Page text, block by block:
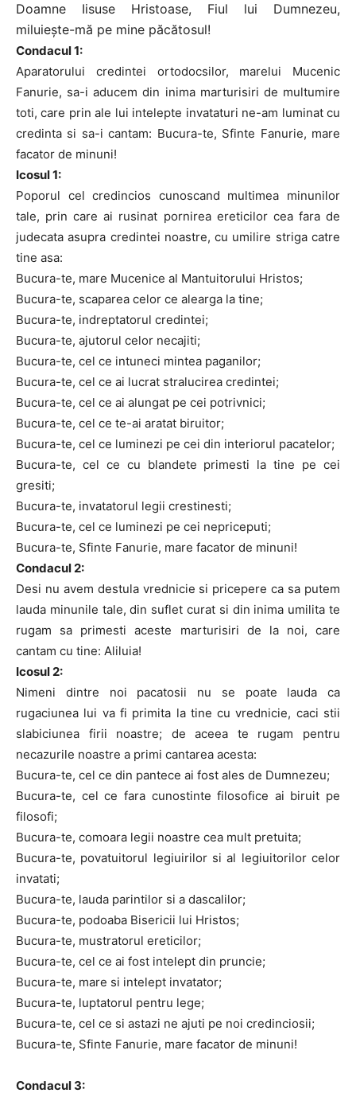
Doamne Iisuse Hristoase, Fiul lui Dumnezeu,
miluieşte-mă pe mine păcătosul!
Condacul 1:
Aparatorului credintei ortodocsilor, marelui Mucenic
Fanurie, sa-i aducem din inima marturisiri de multumire
toti, care prin ale lui intelepte invataturi ne-am luminat cu
credinta si sa-i cantam: Bucura-te, Sfinte Fanurie, mare
facator de minuni!
Icosul 1:
Poporul cel credincios cunoscand multimea minunilor
tale, prin care ai rusinat pornirea ereticilor cea fara de
judecata asupra credintei noastre, cu umilire striga catre
tine asa:
Bucura-te, mare Mucenice al Mantuitorului Hristos;
Bucura-te, scaparea celor ce alearga la tine;
Bucura-te, indreptatorul credintei;
Bucura-te, ajutorul celor necajiti;
Bucura-te, cel ce intuneci mintea paganilor;
Bucura-te, cel ce ai lucrat stralucirea credintei;
Bucura-te, cel ce ai alungat pe cei potrivnici;
Bucura-te, cel ce te-ai aratat biruitor;
Bucura-te, cel ce luminezi pe cei din interiorul pacatelor;
Bucura-te, cel ce cu blandete primesti la tine pe cei
gresiti;
Bucura-te, invatatorul legii crestinesti;
Bucura-te, cel ce luminezi pe cei nepriceputi;
Bucura-te, Sfinte Fanurie, mare facator de minuni!
Condacul 2:
Desi nu avem destula vrednicie si pricepere ca sa putem
lauda minunile tale, din suflet curat si din inima umilita te
rugam sa primesti aceste marturisiri de la noi, care
cantam cu tine: Aliluia!
Icosul 2:
Nimeni dintre noi pacatosii nu se poate lauda ca
rugaciunea lui va fi primita la tine cu vrednicie, caci stii
slabiciunea firii noastre; de aceea te rugam pentru
necazurile noastre a primi cantarea acesta:
Bucura-te, cel ce din pantece ai fost ales de Dumnezeu;
Bucura-te, cel ce fara cunostinte filosofice ai biruit pe
filosofi;
Bucura-te, comoara legii noastre cea mult pretuita;
Bucura-te, povatuitorul legiuirilor si al legiuitorilor celor
invatati;
Bucura-te, lauda parintilor si a dascalilor;
Bucura-te, podoaba Bisericii lui Hristos;
Bucura-te, mustratorul ereticilor;
Bucura-te, cel ce ai fost intelept din pruncie;
Bucura-te, mare si intelept invatator;
Bucura-te, luptatorul pentru lege;
Bucura-te, cel ce si astazi ne ajuti pe noi credinciosii;
Bucura-te, Sfinte Fanurie, mare facator de minuni!
Condacul 3: